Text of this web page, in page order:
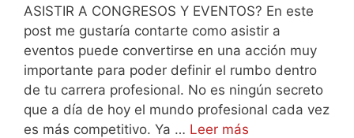
ASISTIR A CONGRESOS Y EVENTOS? En este
post me gustaría contarte como asistir a
eventos puede convertirse en una acción muy
importante para poder definir el rumbo dentro
de tu carrera profesional. No es ningún secreto
que a día de hoy el mundo profesional cada vez
es más competitivo. Ya … Leer más